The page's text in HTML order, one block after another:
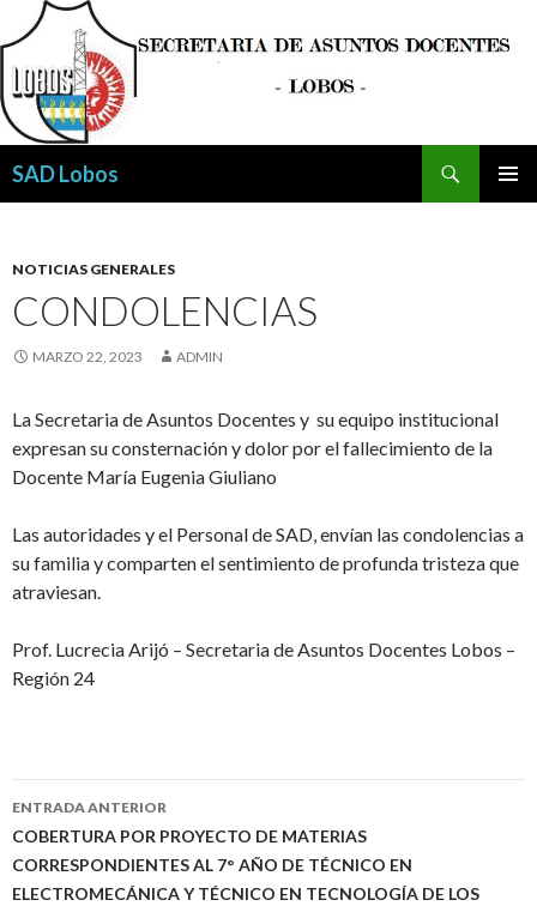
SAD Lobos
NOTICIAS GENERALES
CONDOLENCIAS
MARZO 22, 2023 ADMIN
La Secretaria de Asuntos Docentes y su equipo institucional
expresan su consternación y dolor por el fallecimiento de la
Docente María Eugenia Giuliano
Las autoridades y el Personal de SAD, envían las condolencias a
su familia y comparten el sentimiento de profunda tristeza que
atraviesan.
Prof. Lucrecia Arijó – Secretaria de Asuntos Docentes Lobos –
Región 24
Navegación
de
entradas
ENTRADA ANTERIOR
COBERTURA POR PROYECTO DE MATERIAS
CORRESPONDIENTES AL 7° AÑO DE TÉCNICO EN
ELECTROMECÁNICA Y TÉCNICO EN TECNOLOGÍA DE LOS